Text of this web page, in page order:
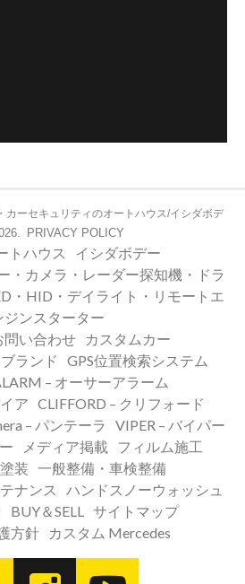
カーセキュリティのオートハウス/イシダボデ
PRIVACY POLICY
トハウス
イシダボデー
・カメラ・レーダー探知機・ドラ
・HID・デイライト・リモートエ
ジンスターター
問い合わせ
カスタムカー
ランド
GPS位置検索システム
– オーサーアラーム
ア CLIFFORD – クリフォード
– パンテーラ
VIPER – バイパー
メディア掲載
フィルム施工
装 一般整備・車検整備
ナンス
ハンドスノーウォッシュ
BUY＆SELL サイトマップ
方針
カスタム Mercedes